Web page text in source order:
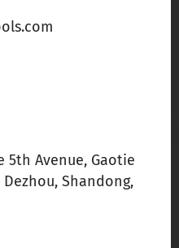
5th Avenue, Gaotie
Shandong,